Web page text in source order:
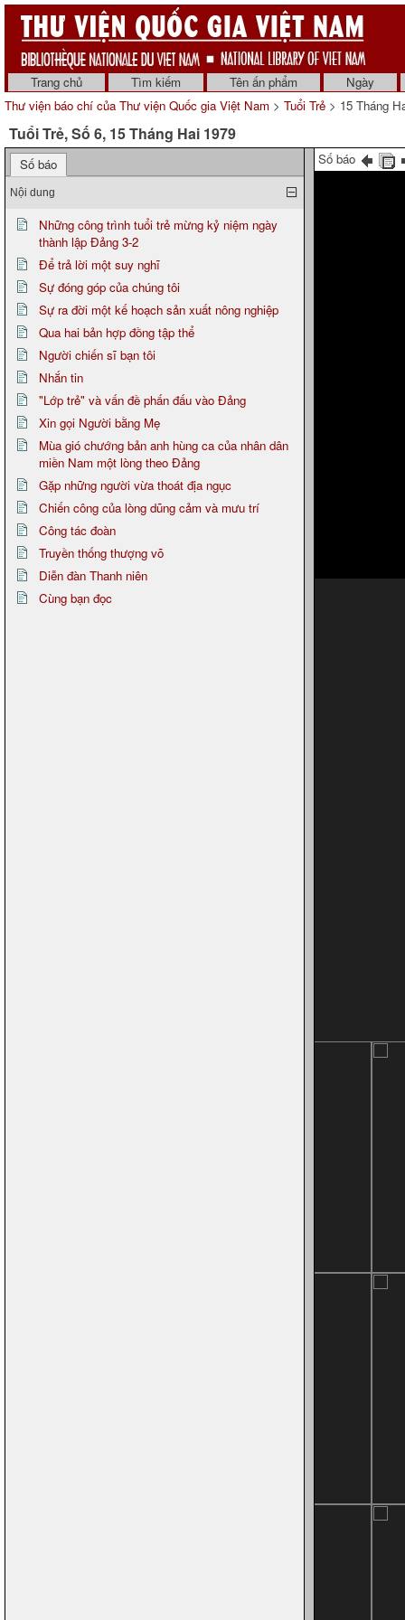
Trang chủ Tìm kiếm Tên ấn phẩm
Ngày
Thư viện báo chí của Thư viện Quốc gia Việt Nam > Tuổi Trẻ > 15 Tháng
Tuổi Trẻ, Số 6, 15 Tháng Hai 1979
Số báo
Nội dung
Những công trình tuổi trẻ mừng kỷ niệm ngày
thành lập Đảng 3-2
Để trả lời một suy nghĩ
Sự đóng góp của chúng tôi
Sự ra đời một kế hoạch sản xuất nông nghiệp
Qua hai bản hợp đồng tập thể
Người chiến sĩ bạn tôi
Nhắn tin
"Lớp trẻ" và vấn đề phấn đấu vào Đảng
Xin gọi Người bằng Mẹ
Mùa gió chướng bản anh hùng ca của nhân dân
miền Nam một lòng theo Đảng
Gặp những người vừa thoát địa ngục
Chiến công của lòng dũng cảm và mưu trí
Công tác đoàn
Truyền thống thượng võ
Diễn đàn Thanh niên
Cùng bạn đọc
Số báo